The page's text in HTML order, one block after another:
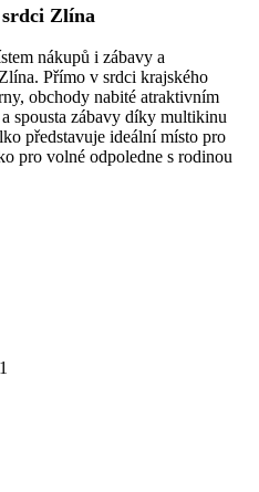
Zlína
nákupů i zábavy a
Přímo v srdci krajského
obchody nabité atraktivním
spousta zábavy díky multikinu
představuje ideální místo pro
pro volné odpoledne s rodinou